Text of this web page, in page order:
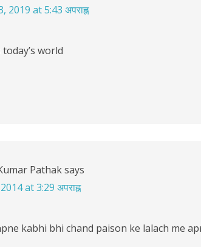
2019 at 5:43 अपराह्न
world
Pathaksays
at 3:29 अपराह्न
kabhi bhi chand paison ke lalach me